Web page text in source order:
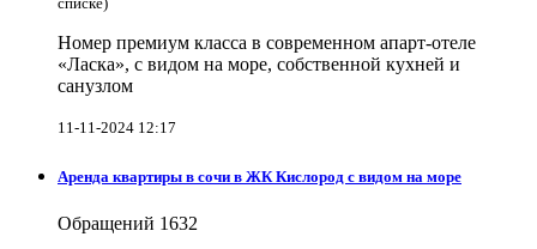
Номер премиум класса в современном апарт-отеле
«Ласка», с видом на море, собственной кухней и
санузлом
11-11-2024 12:17
Аренда квартиры в сочи в ЖК Кислород с видом на море
Обращений 1632